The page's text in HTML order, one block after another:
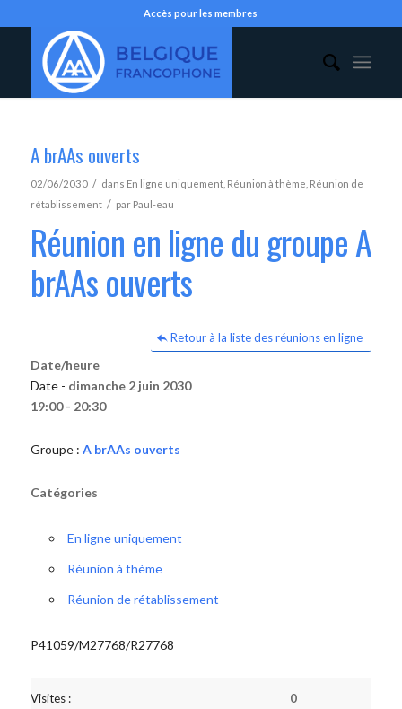
Accès pour les membres
A brAAs ouverts
02/06/2030 / dans En ligne uniquement, Réunion à thème Réunion de
rétablissement / par Paul-eau
Réunion en ligne du groupe A
brAAs ouverts
Retour à la liste des réunions en ligne
Date/heure
Date - dimanche 2 juin 2030
19:00 - 20:30
Groupe : A brAAs ouverts
Catégories
En ligne uniquement
Réunion à thème
Réunion de rétablissement
P41059/M27768/R27768
Visites : 0